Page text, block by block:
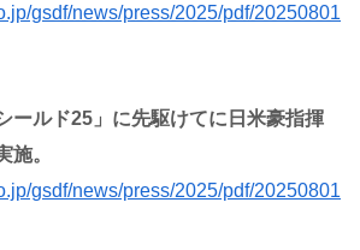
gsdf/news/press/2025/pdf/20250801
ールド25」に先駆けてに日米豪指揮
施。
gsdf/news/press/2025/pdf/20250801